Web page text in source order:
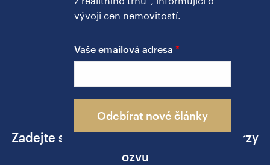
vývoji cen nemovitostí.
Vaše emailová adresa
Odebírat nové články
PŘEDNÍ REALITNÍ MAKLÉŘ
Ing. Jakub Žižka
Zadejte své telefonní číslo a já se vám brzy
ozvu